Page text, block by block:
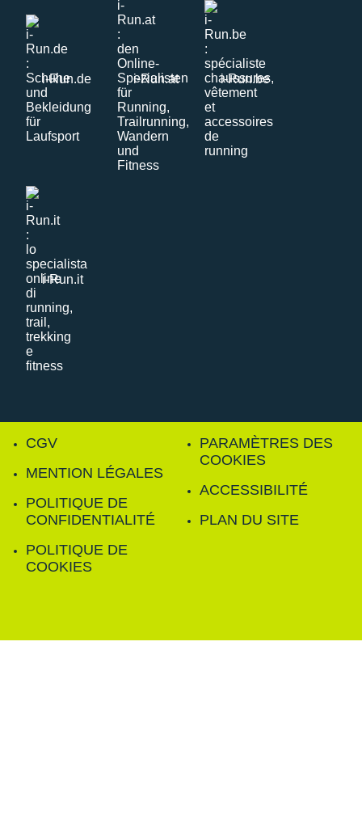
i-Run.de i-Run.at i-Run.be
i-Run.it
CGV
MENTION LÉGALES
POLITIQUE DE
CONFIDENTIALITÉ
POLITIQUE DE
COOKIES
PARAMÈTRES DES
COOKIES
ACCESSIBILITÉ
PLAN DU SITE